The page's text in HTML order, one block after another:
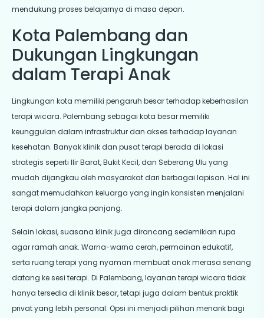
mendukung proses belajarnya di masa depan.
Kota Palembang dan
Dukungan Lingkungan
dalam Terapi Anak
Lingkungan kota memiliki pengaruh besar terhadap keberhasilan
terapi wicara. Palembang sebagai kota besar memiliki
keunggulan dalam infrastruktur dan akses terhadap layanan
kesehatan. Banyak klinik dan pusat terapi berada di lokasi
strategis seperti Ilir Barat, Bukit Kecil, dan Seberang Ulu yang
mudah dijangkau oleh masyarakat dari berbagai lapisan. Hal ini
sangat memudahkan keluarga yang ingin konsisten menjalani
terapi dalam jangka panjang.
Selain lokasi, suasana klinik juga dirancang sedemikian rupa
agar ramah anak. Warna-warna cerah, permainan edukatif,
serta ruang terapi yang nyaman membuat anak merasa senang
datang ke sesi terapi. Di Palembang, layanan terapi wicara tidak
hanya tersedia di klinik besar, tetapi juga dalam bentuk praktik
privat yang lebih personal. Opsi ini menjadi pilihan menarik bagi